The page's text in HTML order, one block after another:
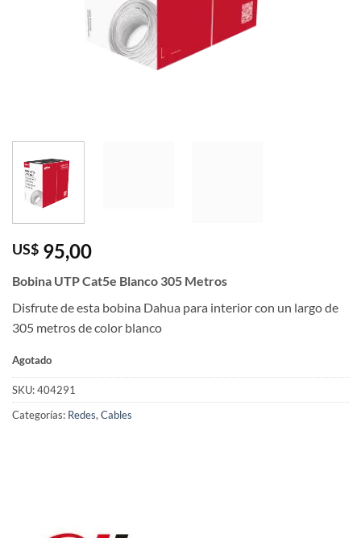
US$ 95,00
Bobina UTP Cat5e Blanco 305 Metros
Disfrute de esta bobina Dahua para interior con un largo de
305 metros de color blanco
Agotado
SKU:404291
Categorías: Redes, Cables